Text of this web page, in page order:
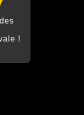
!